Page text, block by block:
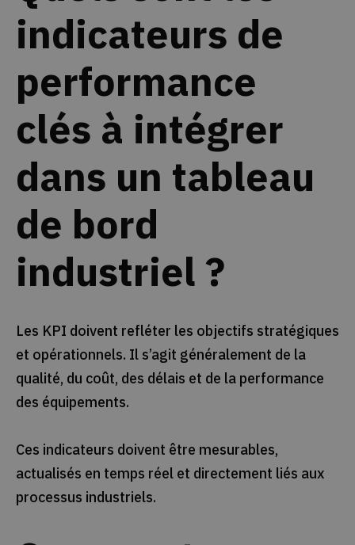
indicateurs de
performance
clés à intégrer
dans un tableau
de bord
industriel ?
Les KPI doivent refléter les objectifs stratégiques
et opérationnels. Il s’agit généralement de la
qualité, du coût, des délais et de la performance
des équipements.
Ces indicateurs doivent être mesurables,
actualisés en temps réel et directement liés aux
processus industriels.